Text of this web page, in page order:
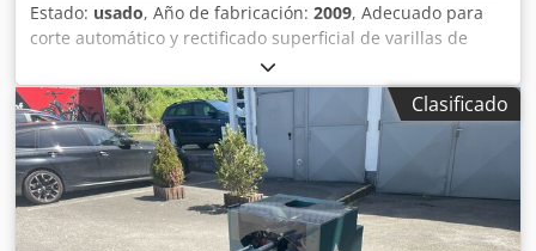
Estado: usado, Año de fabricación: 2009, Adecuado para
corte automático y rectificado superficial de varillas de
carburo y HSS con alta precisión para estándares y
Soluciones especiales Accesorios: Cubierta integral
Alimentación automática (hidroneumática) avance rápido
ajustable mediante el panel táctil dispositivo automático
de extinción de incendios Kraft & Bauer FB 703
posicionamiento longitudinal libremente programable
sistema de control Siemens Simatic HMI Preparación para
la conexión al sistema central de refrigeración Diámetro de
Clasificado